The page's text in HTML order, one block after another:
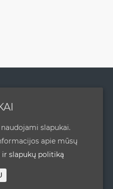
18.00 / VII: Nedirbame
slapukai.
apie mūsų
slapukų politiką